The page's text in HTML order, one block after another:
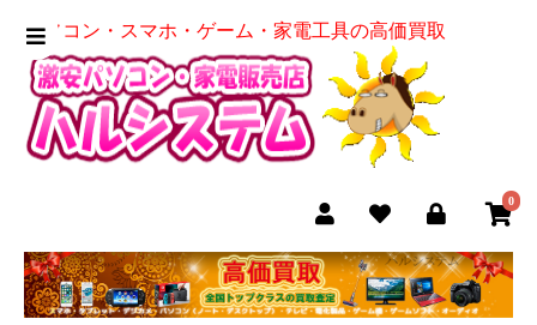
パソコン・スマホ・ゲーム・家電工具の高価買取
0